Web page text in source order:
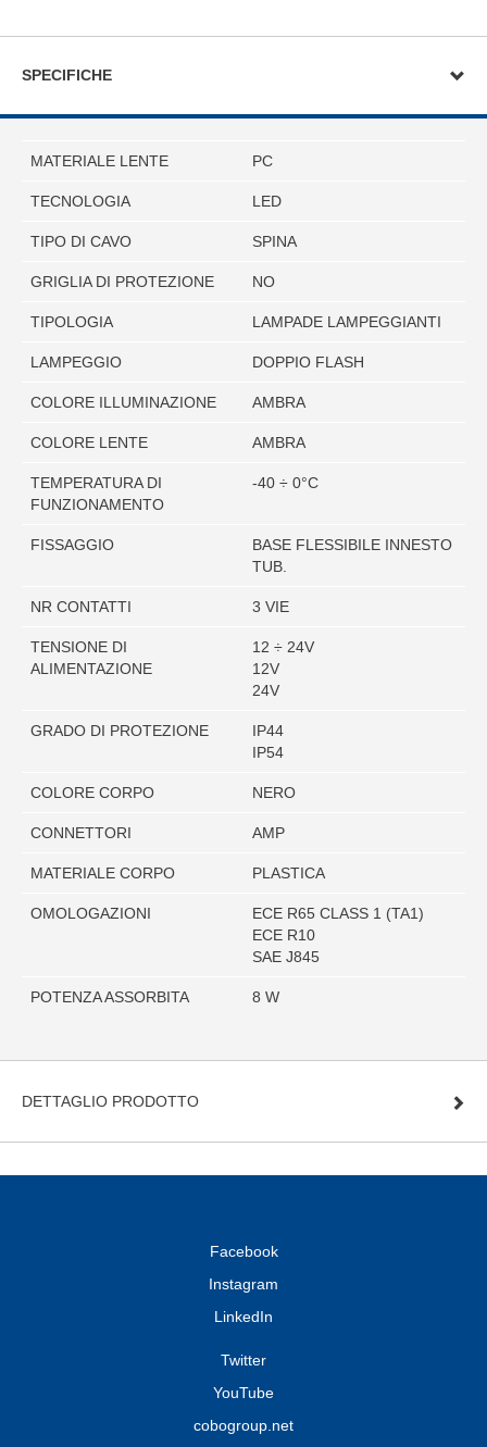
SPECIFICHE
MATERIALE LENTE PC
TECNOLOGIA LED
TIPO DI CAVO SPINA
GRIGLIA DI PROTEZIONE NO
TIPOLOGIA LAMPADE LAMPEGGIANTI
LAMPEGGIO DOPPIO FLASH
COLORE ILLUMINAZIONE AMBRA
COLORE LENTE AMBRA
TEMPERATURA DI
FUNZIONAMENTO
-40 ÷ 0°C
FISSAGGIO
BASE FLESSIBILE INNESTO
TUB.
NR CONTATTI 3 VIE
TENSIONE DI
ALIMENTAZIONE
12 ÷ 24V
12V
24V
GRADO DI PROTEZIONE
IP44
IP54
COLORE CORPO NERO
CONNETTORI AMP
MATERIALE CORPO PLASTICA
OMOLOGAZIONI
ECE R65 CLASS 1 (TA1)
ECE R10
SAE J845
POTENZA ASSORBITA 8 W
DETTAGLIO PRODOTTO
Facebook
Instagram
LinkedIn
Twitter
YouTube
cobogroup.net